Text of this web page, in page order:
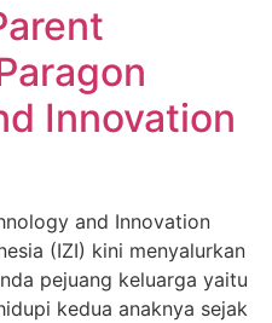
Innovation
and Innovation
(IZI) kini menyalurkan
pejuang keluarga yaitu
kedua anaknya sejak